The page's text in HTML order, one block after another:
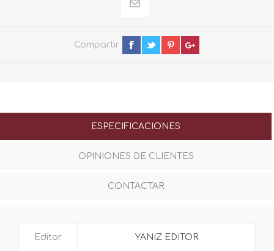
Compartir
ESPECIFICACIONES
OPINIONES DE CLIENTES
CONTACTAR
Editor YANIZ EDITOR